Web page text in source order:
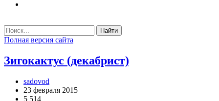
Найти
Полная версия сайта
Зигокактус (декабрист)
sadovod
23 февраля 2015
5 514